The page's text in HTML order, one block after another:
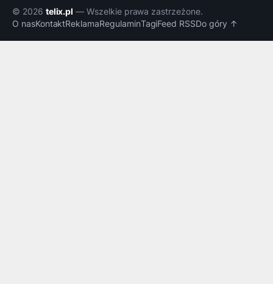
© 2026 telix.pl — Wszelkie prawa zastrzeżone.
O nasKontaktReklamaRegulaminTagiFeed RSSDo góry ↑